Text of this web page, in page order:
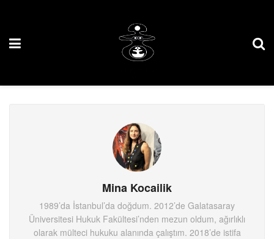
Mina Kocailik
1989’da İstanbul’da doğdum. 2012’de Galatasaray
Üniversitesi Hukuk Fakültesi’nden mezun oldum, ağırlıklı
olarak mülteci hukuku alanında çalıştım. 2018’de istifa